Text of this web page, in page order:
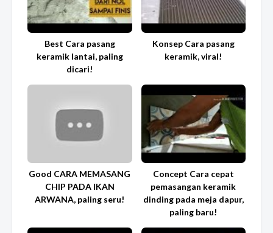
Best Cara pasang
keramik lantai, paling
dicari!
Konsep Cara pasang
keramik, viral!
Good CARA MEMASANG
CHIP PADA IKAN
ARWANA, paling seru!
Concept Cara cepat
pemasangan keramik
dinding pada meja dapur,
paling baru!